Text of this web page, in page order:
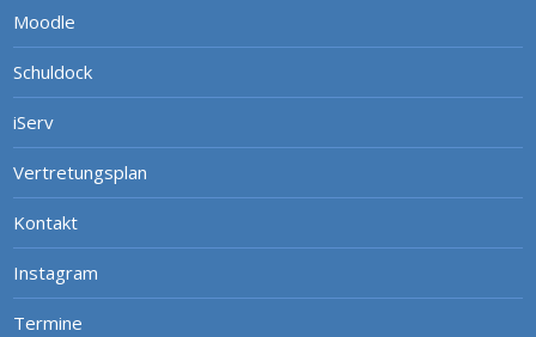
Moodle
Schuldock
iServ
Vertretungsplan
Kontakt
Instagram
Termine